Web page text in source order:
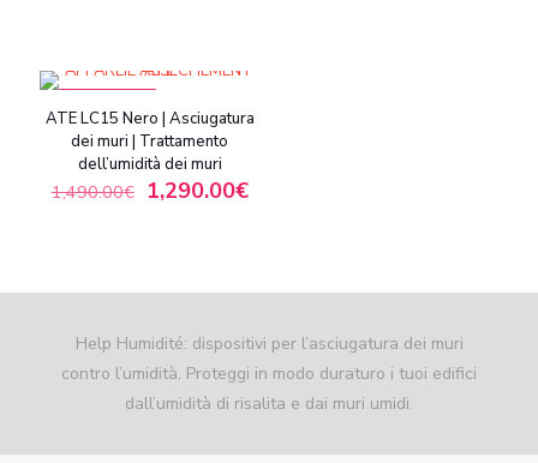
ATE LC15 Nero | Asciugatura
dei muri | Trattamento
dell’umidità dei muri
1,490.00€ 1,290.00€
Help Humidité: dispositivi per l’asciugatura dei muri
contro l’umidità. Proteggi in modo duraturo i tuoi edifici
dall’umidità di risalita e dai muri umidi.